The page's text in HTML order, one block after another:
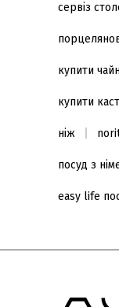
сервіз
купити
купити
ніж
посуд з
easy life